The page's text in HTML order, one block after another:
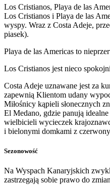
Los Cristianos, Playa de las
Los Cristianos i Playa de las
wyspy. Wraz z Costa Adeje,
piasek).
Playa de las Americas to
Los Cristianos jest nieco
Costa Adeje uznawane jest za
zapewnią Klientom udany
Miłośnicy kąpieli słonecznych
El Medano, gdzie panują
wielbicieli wycieczek
i bielonymi domkami z
Sezonowość
Na Wyspach Kanaryjskich
zastrzegają sobie prawo do